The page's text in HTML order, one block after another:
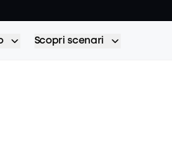
Scopri scenari